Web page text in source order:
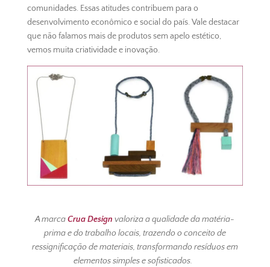
comunidades. Essas atitudes contribuem para o
desenvolvimento econômico e social do país. Vale destacar
que não falamos mais de produtos sem apelo estético,
vemos muita criatividade e inovação.
A marcaCrua Design valoriza a qualidade da matéria-
prima e do trabalho locais, trazendo o conceito de
ressignificação de materiais, transformando resíduos em
elementos simples e sofisticados.